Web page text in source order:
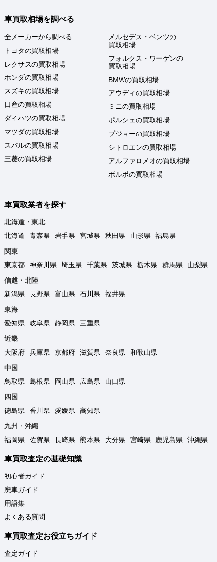
車買取相場を調べる
全メーカーから調べる
トヨタの買取相場
レクサスの買取相場
ホンダの買取相場
スズキの買取相場
日産の買取相場
ダイハツの買取相場
マツダの買取相場
スバルの買取相場
三菱の買取相場
メルセデス・ベンツの
買取相場
フォルクス・ワーゲンの
買取相場
BMWの買取相場
アウディの買取相場
ミニの買取相場
ポルシェの買取相場
プジョーの買取相場
シトロエンの買取相場
アルファロメオの買取相場
ボルボの買取相場
車買取業者を探す
北海道・東北
北海道
青森県 岩手県 宮城県 秋田県 山形県
福島県
関東
東京都
神奈川県 埼玉県 千葉県 茨城県 栃木県 群馬県
山梨県
信越・北陸
新潟県
長野県 富山県 石川県
福井県
東海
愛知県
岐阜県 静岡県
三重県
近畿
大阪府
兵庫県 京都府 滋賀県 奈良県
和歌山県
中国
鳥取県
島根県 岡山県 広島県
山口県
四国
徳島県
香川県 愛媛県
高知県
九州・沖縄
福岡県
佐賀県 長崎県 熊本県 大分県 宮崎県 鹿児島県 沖縄県
車買取査定の基礎知識
初心者ガイド
廃車ガイド
用語集
よくある質問
車買取査定お役立ちガイド
査定ガイド